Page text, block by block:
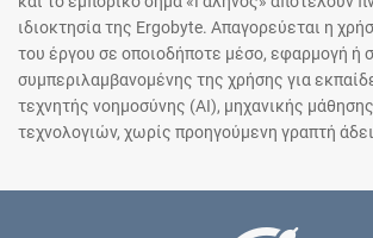
ιδιοκτησία της Ergobyte. Απαγορεύεται η
του έργου σε οποιοδήποτε μέσο, εφαρμογή ή
συμπεριλαμβανομένης της χρήσης για
τεχνητής νοημοσύνης (AI), μηχανικής
τεχνολογιών, χωρίς προηγούμενη γραπτή